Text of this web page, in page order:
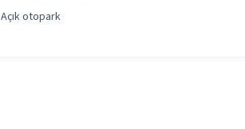
Açık otopark